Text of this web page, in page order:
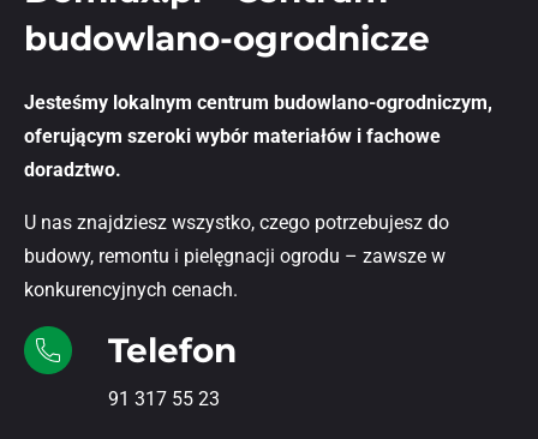
budowlano-ogrodnicze
Jesteśmy lokalnym centrum budowlano-ogrodniczym,
oferującym szeroki wybór materiałów i fachowe
doradztwo.
U nas znajdziesz wszystko, czego potrzebujesz do
budowy, remontu i pielęgnacji ogrodu – zawsze w
konkurencyjnych cenach.
Telefon
91 317 55 23